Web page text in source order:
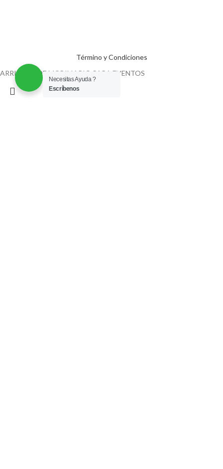
Término y Condiciones
ARRIENDO DE MOBILIARIO PARA EVENTOS
Necesitas Ayuda ?
Escríbenos